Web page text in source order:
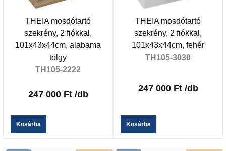
THEIA mosdótartó
szekrény, 2 fiókkal,
101x43x44cm, alabama
tölgy
TH105-2222
247 000 Ft /db
Kosárba
THEIA mosdótartó
szekrény, 2 fiókkal,
101x43x44cm, fehér
TH105-3030
247 000 Ft /db
Kosárba